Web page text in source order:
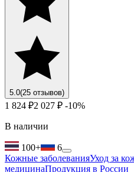
5.0(25 отзывов)
1 824 ₽2 027 ₽ -10%
В наличии
100+
6
Кожные заболеванияУход за
медицинаПродукция в России